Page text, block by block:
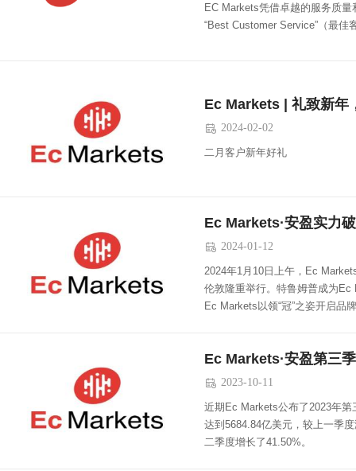
EC Markets凭借卓越的服务质
“Best Customer Service”（最佳
Ec Markets | 礼致新年
 2024-02-02
二月客户新年好礼
Ec Markets·安盈实力
 2024-01-12
​2024年1月10日上午，Ec
伦敦隆重举行。特鲁姆普成为
Ec Markets以领“冠”之姿开启品
Ec Markets·安盈第三
 2023-10-11
近期Ec Markets公布了2023年
达到5684.84亿美元，较上一季
二季度增长了41.50%。